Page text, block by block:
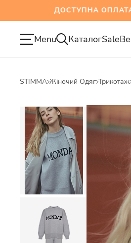
ДОСТУПНА ОПЛАТА
Menu КаталогSale
STIMMA Жіночий Одяг Трикотаж